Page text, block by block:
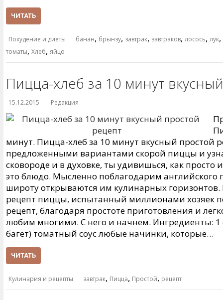
ЧИТАТЬ
Похудение и диеты банан, брынзу, завтрак, завтраков, лосось, лук,
томаты, Хлеб, яйцо
Пицца-хлеб за 10 минут
15.12.2015 Редакция
минут. Пицца-хлеб за 10 минут вкусный простой
предложенными вариантами скорой пиццы и
сковороде и в духовке, ты удивишься, как просто
это блюдо. Мысленно поблагодарим
широту открываются им кулинарных
рецепт пиццы, испытанный миллионами хозяек
рецепт, благодаря простоте приготовления и
любим многими. С него и начнем. Ингредиенты: 1
багет) томатный соус любые начинки, которые…
ЧИТАТЬ
Кулинария и рецепты завтрак, Пицца, Простой, рецепт